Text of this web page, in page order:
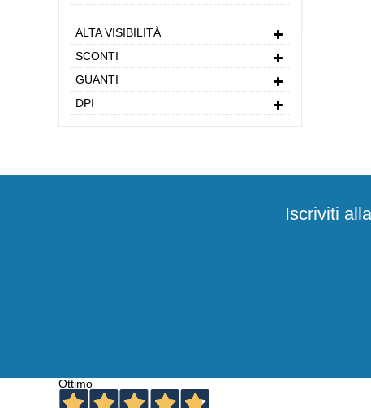
ALTA VISIBILITÀ
SCONTI
GUANTI
DPI
Iscriviti
Ottimo